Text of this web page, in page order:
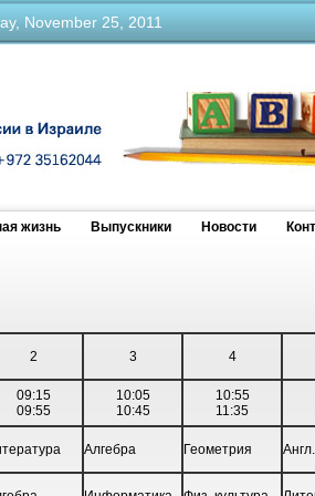
November 25, 2011
жизнь Выпускники Новости
2 3 4
09:15
09:55
10:05
10:45
10:55
11:35
Алгебра Геометрия